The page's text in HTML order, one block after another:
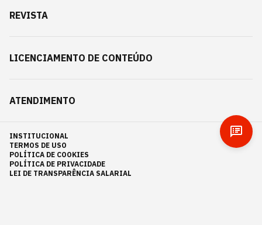
REVISTA
LICENCIAMENTO DE CONTEÚDO
ATENDIMENTO
INSTITUCIONAL
TERMOS DE USO
POLÍTICA DE COOKIES
POLÍTICA DE PRIVACIDADE
LEI DE TRANSPARÊNCIA SALARIAL